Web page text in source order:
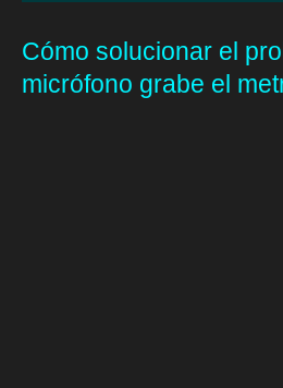
Cómo solucionar el
micrófono grabe el